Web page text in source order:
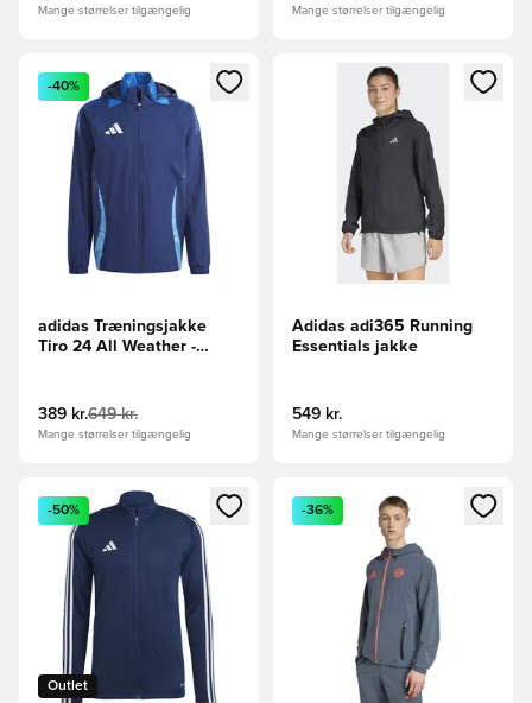
Mange størrelser tilgængelig Mange størrelser tilgængelig
Åbner en Modal til at logge ind eller tilmelde dig som
-40%
adidas Træningsjakke
Tiro 24 All Weather -
389 kr.649 kr.
Mange størrelser tilgængelig
Åbner en Modal til at logge
Adidas adi365 Running
Essentials jakke
549 kr.
Mange størrelser tilgængelig
Åbner en Modal til at logge ind eller tilmelde dig som
Outlet
-50%
Åbner en Modal til at logge
-36%